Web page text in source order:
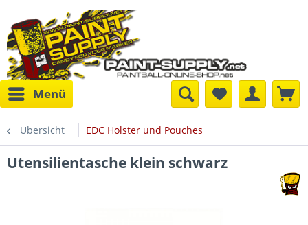
Menü
Übersicht EDC Holster und Pouches
Utensilientasche klein schwarz